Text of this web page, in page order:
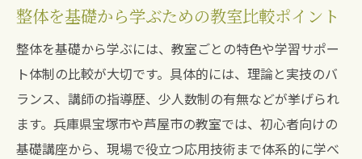
整体を基礎から学ぶための教室比較ポイント
整体を基礎から学ぶには、教室ごとの特色や学習サポー
ト体制の比較が大切です。具体的には、理論と実技のバ
ランス、講師の指導歴、少人数制の有無などが挙げられ
ます。兵庫県宝塚市や芦屋市の教室では、初心者向けの
基礎講座から、現場で役立つ応用技術まで体系的に学べ